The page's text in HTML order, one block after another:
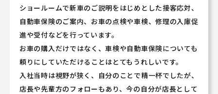
客様に伝わります。
営業スタッフとサービス〈技術）スタッフは日々協
力しあい、
お客様にとって「入りやすく居心地の良いお店」を
実現しています。
拠点同士や拠点の垣根を超えた交流や社員全体での
食事会などもあります！
ショールームで新車のご説明をはじめとした接客応対、
自動車保険のご案内、お車の点検や車検、修理の入庫促
進や受付などを行っています。
お車の購入だけではなく、車検や自動車保険についても
頼りにしていただけることはとてもうれしいです。
入社当時は視野が狭く、自分のことで精一杯でしたが、
店長や先輩方のフォローもあり、今の自分が店長として